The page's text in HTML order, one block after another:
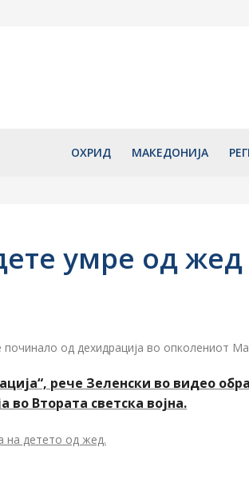
ОХРИД МАКЕДОНИЈА
умре од жед
од дехидрација во опколениот
рече Зеленски во видео
во Втората светска војна.
на детето од жед.